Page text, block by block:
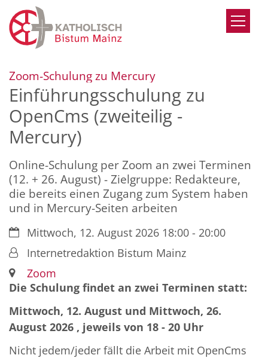
Zum Inhalt springen
Zoom-Schulung zu Mercury:
Einführungsschulung zu
OpenCms (zweiteilig -
Mercury)
Online-Schulung per Zoom an zwei Terminen
(12. + 26. August) - Zielgruppe: Redakteure,
die bereits einen Zugang zum System haben
und in Mercury-Seiten arbeiten
Datum:Mittwoch, 12. August 2026 18:00 - 20:00
Von:Internetredaktion Bistum Mainz
Ort: Zoom
Die Schulung findet an zwei Terminen statt:
Mittwoch, 12. August und Mittwoch, 26.
August 2026 , jeweils von 18 - 20 Uhr
Nicht jedem/jeder fällt die Arbeit mit OpenCms